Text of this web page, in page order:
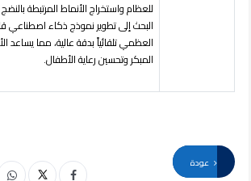
للعظام واستخراج الأنماط المرتبطة
البحث إلى تطوير نموذج ذكاء اصطناعي
العظمي تلقائياً بدقة عالية، مما يساعد
المبكر وتحسين رعاية الأطفال.